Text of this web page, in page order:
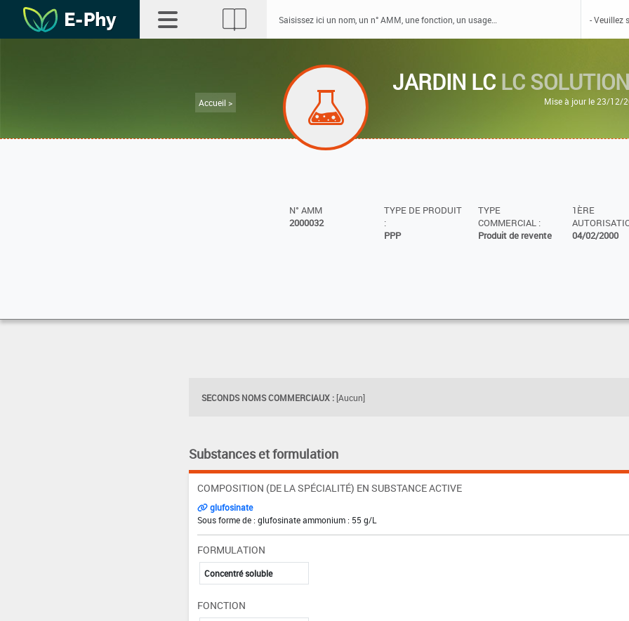
Accueil >
JARDIN LC LC
Mise à jour le 23/12/
N° AMM
2000032
TYPE DE PRODUIT
:
PPP
TYPE
COMMERCIAL :
Produit de revente
1ÈRE
04/02/2000
SECONDS NOMS COMMERCIAUX : [Aucun]
Substances et formulation
COMPOSITION (DE LA SPÉCIALITÉ) EN SUBSTANCE ACTIVE
glufosinate
Sous forme de : glufosinate ammonium : 55 g/L
FORMULATION
Concentré soluble
FONCTION